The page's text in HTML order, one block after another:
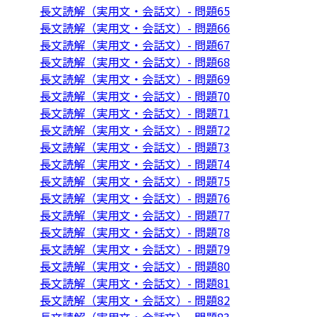
長文読解（実用文・会話文）- 問題65
長文読解（実用文・会話文）- 問題66
長文読解（実用文・会話文）- 問題67
長文読解（実用文・会話文）- 問題68
長文読解（実用文・会話文）- 問題69
長文読解（実用文・会話文）- 問題70
長文読解（実用文・会話文）- 問題71
長文読解（実用文・会話文）- 問題72
長文読解（実用文・会話文）- 問題73
長文読解（実用文・会話文）- 問題74
長文読解（実用文・会話文）- 問題75
長文読解（実用文・会話文）- 問題76
長文読解（実用文・会話文）- 問題77
長文読解（実用文・会話文）- 問題78
長文読解（実用文・会話文）- 問題79
長文読解（実用文・会話文）- 問題80
長文読解（実用文・会話文）- 問題81
長文読解（実用文・会話文）- 問題82